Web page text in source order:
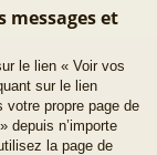
messages et
le lien « Voir vos
sur le lien
votre propre page de
depuis n’importe
la page de